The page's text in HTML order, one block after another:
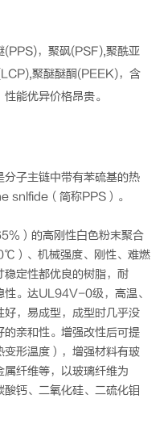
(PPS)，聚砜(PSF),聚酰亚
聚醚醚酮(PEEK)，含
性能优异价格昂贵。
子主链中带有苯硫基的热
snlfide（简称PPS）。
）的高刚性白色粉末聚合
）、机械强度、刚性、难燃
定性都优良的树脂，耐
性。达UL94V-0级，高温、
，易成型，成型时几乎没
亲和性。增强改性后可提
形温度），增强材料有玻
纤维等，以玻璃纤维为
钙、二氧化硅、二硫化钼